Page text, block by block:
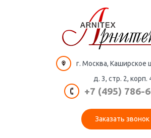
г. Москва, Каширское
д. 3, стр. 2, корп.
+7 (495) 786-
Заказать звонок